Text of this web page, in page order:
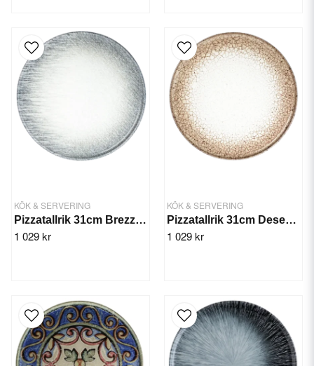
KÖK & SERVERING
Pizzatallrik 31cm Brezza Mesa - 6st/fp
1 029 kr
KÖK & SERVERING
Pizzatallrik 31cm Deserto Mesa - 6st/fp
1 029 kr